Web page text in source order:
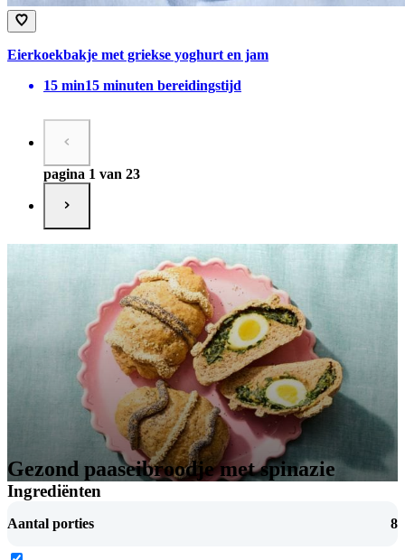
Eierkoekbakje met griekse yoghurt en jam
15 min15 minuten bereidingstijd
pagina 1 van 23
Gezond paaseibroodje met spinazie
Ingrediënten
Aantal porties 8